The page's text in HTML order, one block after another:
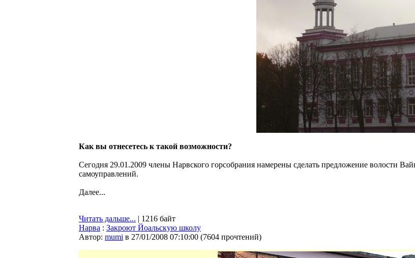
Как вы отнесетесь к такой возможности?
Сегодня 29.01.2009 члены Нарвского горсобрания намерены сделать предложение волости
самоуправлений.
Далее...
Читать дальше... | 1216 байт
Нарва : Закроют Йоальскую школу
Автор: mumi в 27/01/2008 07:10:00 (7604 прочтений)